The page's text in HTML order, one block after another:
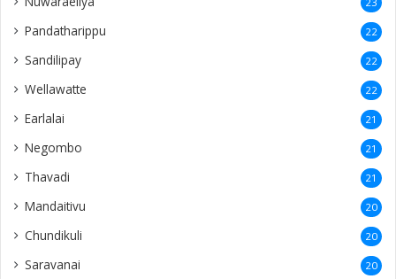
Pandatharippu 22
Sandilipay 22
Wellawatte 22
Earlalai 21
Negombo 21
Thavadi 21
Mandaitivu 20
Chundikuli 20
Saravanai 20